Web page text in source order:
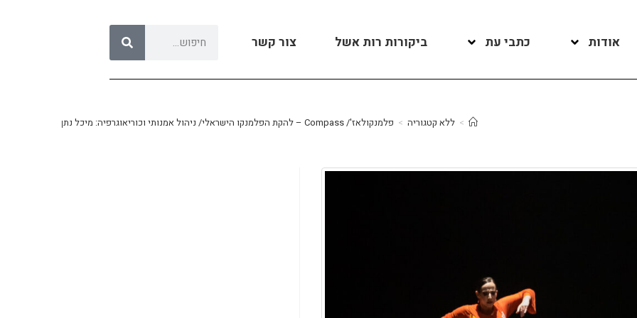
אודות כתבי עת ביקורות רות אשל צור קשר
> ללא קטגוריה > פלמנקולאז'/ Compass – להקת הפלמנקו הישראלי/ ניהול אמנותי וכוריאוגרפיה: מיכל נתן/ מוזיקה: מיגואל פובדה, נסטור גרניקה, מונטס קורז/ רקדניות: מיכל נתן, יעל זיתוני, מורן רון, אילת שחר, ליה שינפלד, מאיה שני פלנבאום/ מוזיקאים: אופיר עטר (גיטרה)/יעל הורביץ, שוקי שוויקי (שירה)/ תלבושות: ורוניקה שור, גלינה גולצמן/ עיצוב תאורה: יעקב ברסי, מרכז סוזן דלל. 30.10.2021